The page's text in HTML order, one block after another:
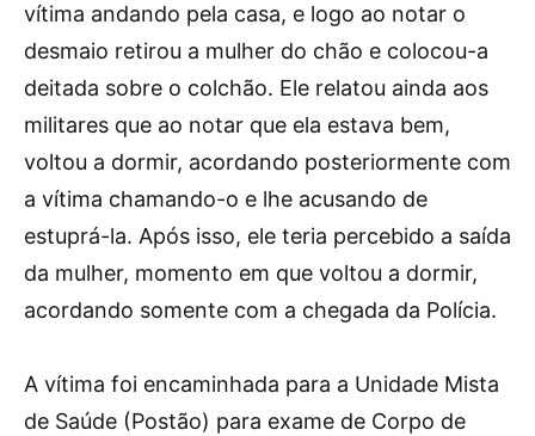
vítima andando pela casa, e logo ao notar o
desmaio retirou a mulher do chão e colocou-a
deitada sobre o colchão. Ele relatou ainda aos
militares que ao notar que ela estava bem,
voltou a dormir, acordando posteriormente com
a vítima chamando-o e lhe acusando de
estuprá-la. Após isso, ele teria percebido a saída
da mulher, momento em que voltou a dormir,
acordando somente com a chegada da Polícia.
A vítima foi encaminhada para a Unidade Mista
de Saúde (Postão) para exame de Corpo de